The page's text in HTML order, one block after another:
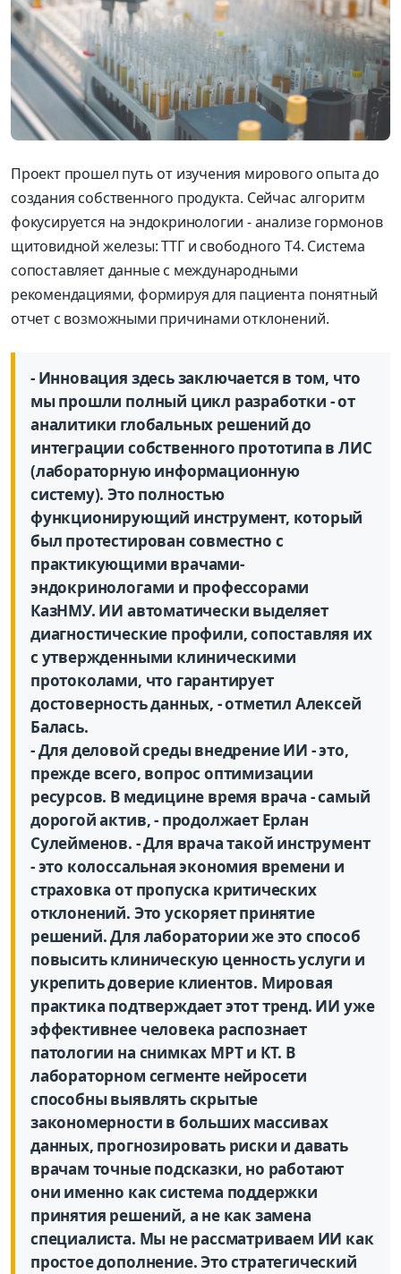
Проект прошел путь от изучения мирового опыта до
создания собственного продукта. Сейчас алгоритм
фокусируется на эндокринологии - анализе гормонов
щитовидной железы: ТТГ и свободного Т4. Система
сопоставляет данные с международными
рекомендациями, формируя для пациента понятный
отчет с возможными причинами отклонений.
- Инновация здесь заключается в том, что
мы прошли полный цикл разработки - от
аналитики глобальных решений до
интеграции собственного прототипа в ЛИС
(лабораторную информационную
систему). Это полностью
функционирующий инструмент, который
был протестирован совместно с
практикующими врачами-
эндокринологами и профессорами
КазНМУ. ИИ автоматически выделяет
диагностические профили, сопоставляя их
с утвержденными клиническими
протоколами, что гарантирует
достоверность данных, - отметил Алексей
Балась.
- Для деловой среды внедрение ИИ - это,
прежде всего, вопрос оптимизации
ресурсов. В медицине время врача - самый
дорогой актив, - продолжает Ерлан
Сулейменов. - Для врача такой инструмент
- это колоссальная экономия времени и
страховка от пропуска критических
отклонений. Это ускоряет принятие
решений. Для лаборатории же это способ
повысить клиническую ценность услуги и
укрепить доверие клиентов. Мировая
практика подтверждает этот тренд. ИИ уже
эффективнее человека распознает
патологии на снимках МРТ и КТ. В
лабораторном сегменте нейросети
способны выявлять скрытые
закономерности в больших массивах
данных, прогнозировать риски и давать
врачам точные подсказки, но работают
они именно как система поддержки
принятия решений, а не как замена
специалиста. Мы не рассматриваем ИИ как
простое дополнение. Это стратегический